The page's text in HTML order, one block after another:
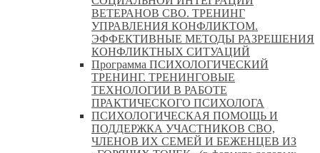
ВЕТЕРАНОВ СВО. ТРЕНИНГ
УПРАВЛЕНИЯ КОНФЛИКТОМ.
ЭФФЕКТИВНЫЕ МЕТОДЫ РАЗРЕШЕНИЯ
КОНФЛИКТНЫХ СИТУАЦИЙ
Программа ПСИХОЛОГИЧЕСКИЙ
ТРЕНИНГ. ТРЕНИНГОВЫЕ
ТЕХНОЛОГИИ В РАБОТЕ
ПРАКТИЧЕСКОГО ПСИХОЛОГА
ПСИХОЛОГИЧЕСКАЯ ПОМОЩЬ И
ПОДДЕРЖКА УЧАСТНИКОВ СВО,
ЧЛЕНОВ ИХ СЕМЕЙ И БЕЖЕНЦЕВ ИЗ